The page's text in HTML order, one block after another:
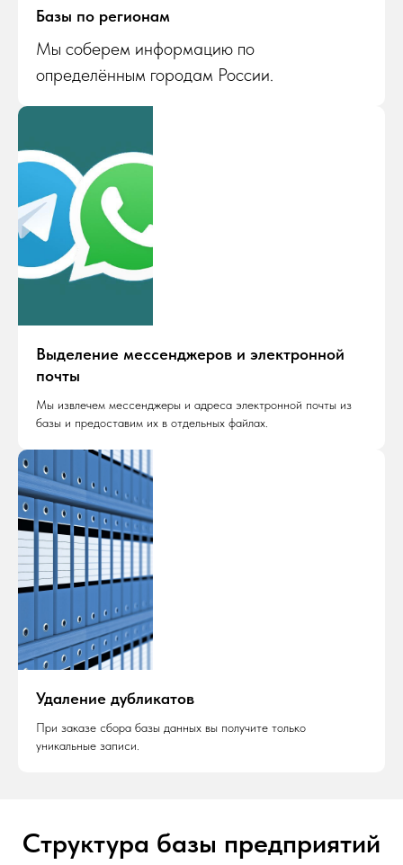
Базы по регионам
Мы соберем информацию по
определённым городам России.
Выделение мессенджеров и электронной
почты
Мы извлечем мессенджеры и адреса электронной почты из
базы и предоставим их в отдельных файлах.
Удаление дубликатов
При заказе сбора базы данных вы получите только
уникальные записи.
Структура базы предприятий